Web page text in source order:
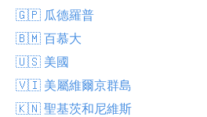
🇬🇵 瓜德羅普
🇧🇲 百慕大
🇺🇸 美國
🇻🇮 美屬維爾京群島
🇰🇳 聖基茨和尼維斯